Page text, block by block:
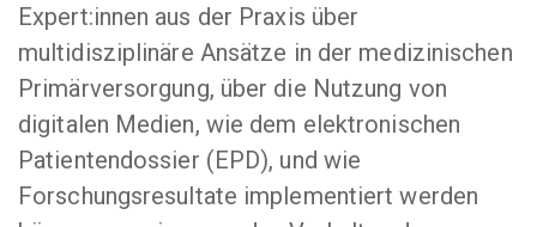
Expert:innen aus der Praxis über
multidisziplinäre Ansätze in der medizinischen
Primärversorgung, über die Nutzung von
digitalen Medien, wie dem elektronischen
Patientendossier (EPD), und wie
Forschungsresultate implementiert werden